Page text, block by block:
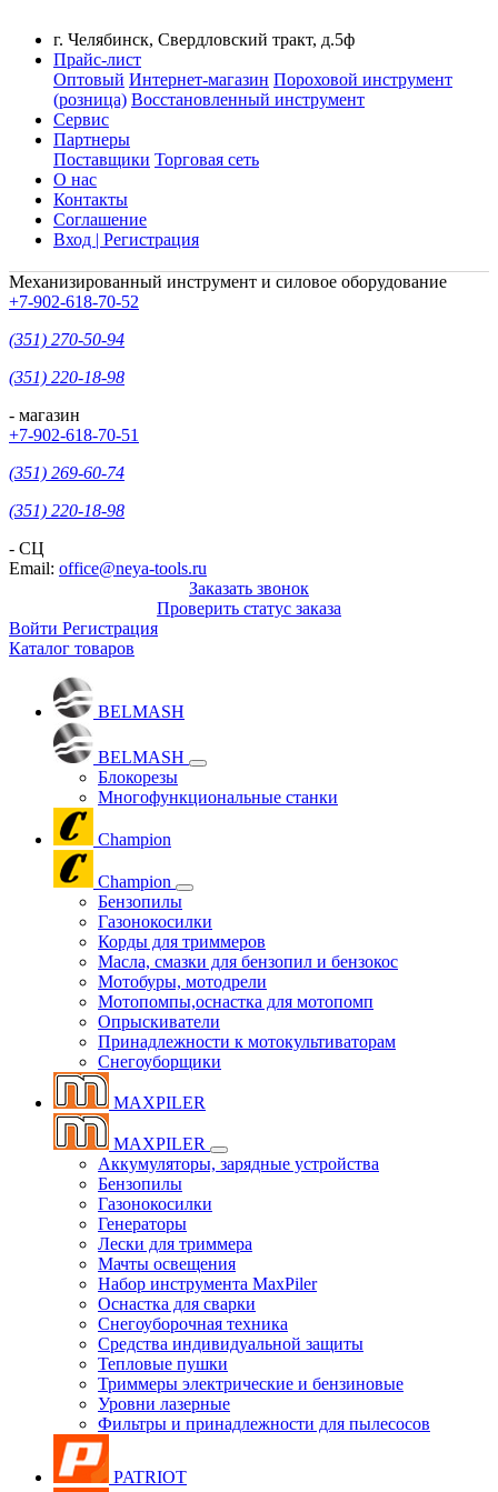
г. Челябинск, Свердловский тракт, д.5ф
Прайс-лист
Оптовый Интернет-магазин Пороховой инструмент
(розница) Восстановленный инструмент
Сервис
Партнеры
Поставщики Торговая сеть
О нас
Контакты
Соглашение
Вход | Регистрация
Механизированный инструмент и силовое оборудование
+7-902-618-70-52
(351) 270-50-94
(351) 220-18-98
- магазин
+7-902-618-70-51
(351) 269-60-74
(351) 220-18-98
- СЦ
Email: office@neya-tools.ru
Заказать звонок
Проверить статус заказа
Войти Регистрация
Каталог товаров
BELMASH
BELMASH
Блокорезы
Многофункциональные станки
Champion
Champion
Бензопилы
Газонокосилки
Корды для триммеров
Масла, смазки для бензопил и бензокос
Мотобуры, мотодрели
Мотопомпы,оснастка для мотопомп
Опрыскиватели
Принадлежности к мотокультиваторам
Снегоуборщики
MAXPILER
MAXPILER
Аккумуляторы, зарядные устройства
Бензопилы
Газонокосилки
Генераторы
Лески для триммера
Мачты освещения
Набор инструмента MaxPiler
Оснастка для сварки
Снегоуборочная техника
Средства индивидуальной защиты
Тепловые пушки
Триммеры электрические и бензиновые
Уровни лазерные
Фильтры и принадлежности для пылесосов
PATRIOT